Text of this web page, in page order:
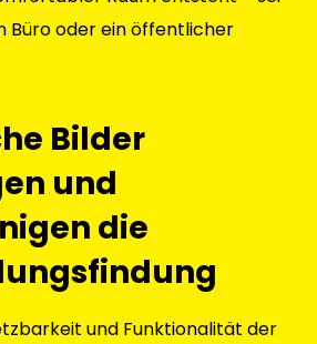
Büro oder ein öffentlicher
Bilder
und
die
und Funktionalität der